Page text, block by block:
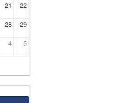
21 22
28 29
4 5